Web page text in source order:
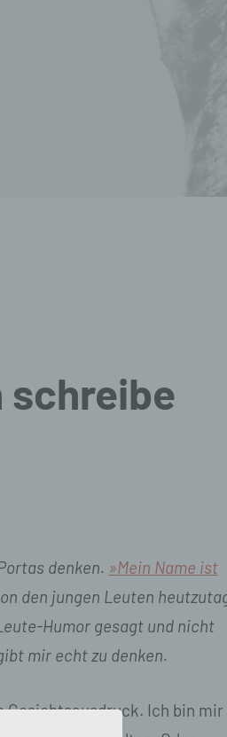
schreibe
denken. »Mein Name ist
den jungen Leuten
Humor gesagt und nicht
mir echt zu denken.
Ich bin mir